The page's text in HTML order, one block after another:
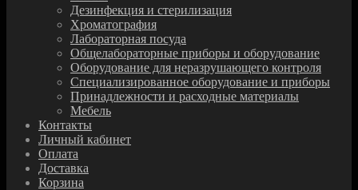
Дезинфекция и стерилизация
Хроматография
Лабораторная посуда
Общелабораторные приборы и оборудование
Оборудование для неразрушающего контроля
Специализированное оборудование и приборы
Принадлежности и расходные материалы
Мебель
Контакты
Личный кабинет
Оплата
Доставка
Корзина